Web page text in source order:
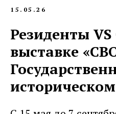
15.05.26
Резиденты
выставке